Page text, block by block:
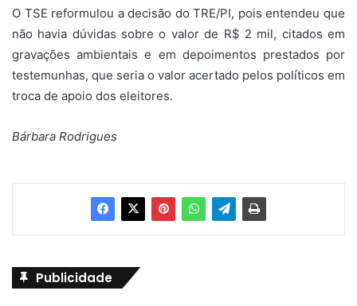
O TSE reformulou a decisão do TRE/PI, pois entendeu que
não havia dúvidas sobre o valor de R$ 2 mil, citados em
gravações ambientais e em depoimentos prestados por
testemunhas, que seria o valor acertado pelos políticos em
troca de apoio dos eleitores.
Bárbara Rodrigues
Publicidade